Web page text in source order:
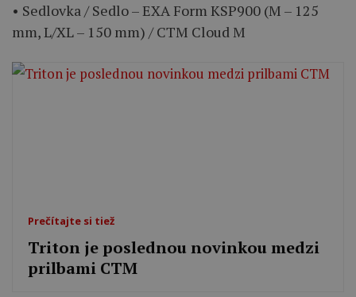
• Sedlovka / Sedlo – EXA Form KSP900 (M – 125
mm, L/XL – 150 mm) / CTM Cloud M
Prečítajte si tiež
Triton je poslednou novinkou medzi
prilbami CTM